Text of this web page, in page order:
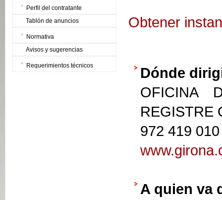
Perfil del contratante
Tablón de anuncios
Normativa
Avisos y sugerencias
Requerimientos técnicos
Obtener
Dónde
OFICINA
REGISTRE
972 419 010
A quien va